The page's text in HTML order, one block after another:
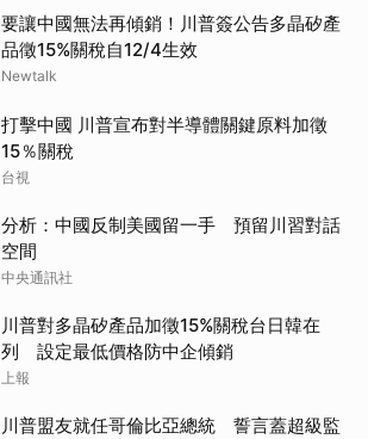
要讓中國無法再傾銷！川普簽公告多晶矽產
品徵15%關稅自12/4生效
Newtalk
打擊中國 川普宣布對半導體關鍵原料加徵
15％關稅
台視
分析：中國反制美國留一手 預留川習對話
空間
中央通訊社
川普對多晶矽產品加徵15%關稅台日韓在
列 設定最低價格防中企傾銷
上報
川普盟友就任哥倫比亞總統 誓言蓋超級監